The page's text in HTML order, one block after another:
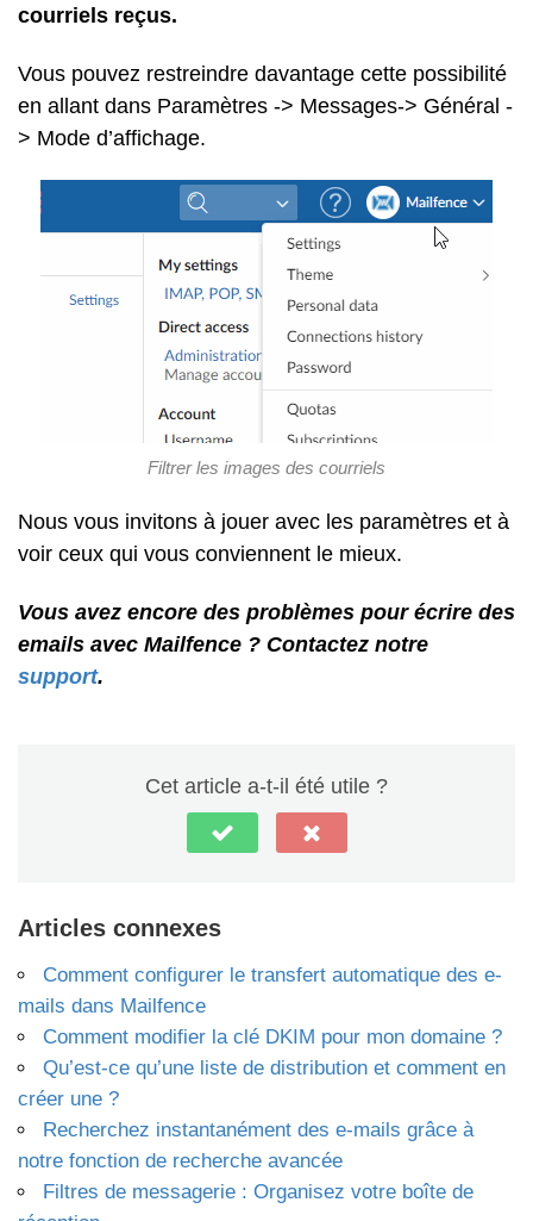
courriels reçus.
Vous pouvez restreindre davantage cette possibilité
en allant dans Paramètres -> Messages-> Général -
> Mode d’affichage.
Filtrer les images des courriels
Nous vous invitons à jouer avec les paramètres et à
voir ceux qui vous conviennent le mieux.
Vous avez encore des problèmes pour écrire des
emails avec Mailfence ? Contactez notre
support.
Cet article a-t-il été utile ?
Articles connexes
Comment configurer le transfert automatique des e-
mails dans Mailfence
Comment modifier la clé DKIM pour mon domaine ?
Qu’est-ce qu’une liste de distribution et comment en
créer une ?
Recherchez instantanément des e-mails grâce à
notre fonction de recherche avancée
Filtres de messagerie : Organisez votre boîte de